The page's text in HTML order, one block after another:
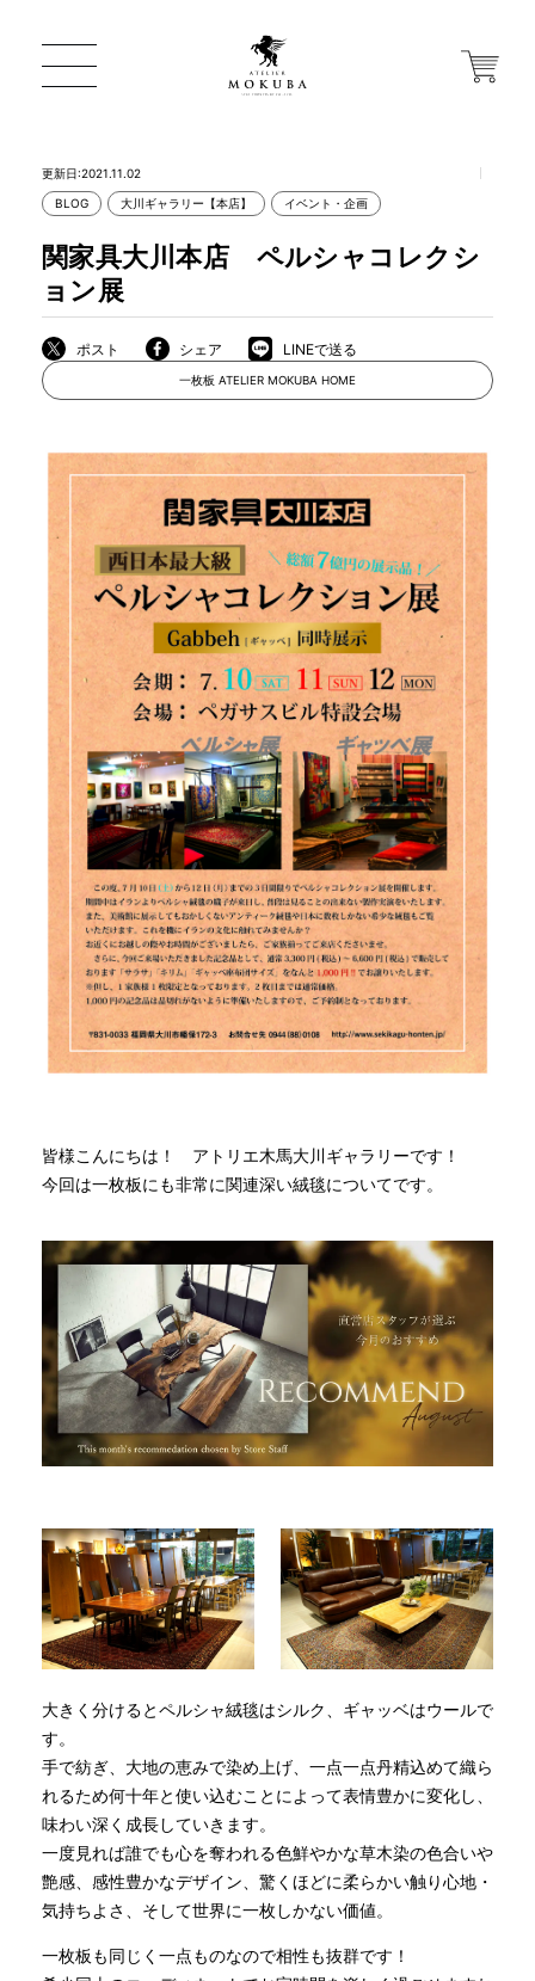
一枚板 ATELIER MOKUBA HOME
MOKUBA について
商品情報
直営店
イベント
WEBカタログ
全商品一覧
新入荷情報
納品事例
よくあるご質問
お問い合わせ
更新日:2021.11.02
BLOG 大川ギャラリー【本店】 イベント・企画
関家具大川本店 ペルシャコレクシ
ョン展
ポスト シェア LINEで送る
一枚板 ATELIER MOKUBA HOME
皆様こんにちは！ アトリエ木馬大川ギャラリーです！
今回は一枚板にも非常に関連深い絨毯についてです。
大きく分けるとペルシャ絨毯はシルク、ギャッベはウールで
す。
手で紡ぎ、大地の恵みで染め上げ、一点一点丹精込めて織ら
れるため何十年と使い込むことによって表情豊かに変化し、
味わい深く成長していきます。
一度見れば誰でも心を奪われる色鮮やかな草木染の色合いや
艶感、感性豊かなデザイン、驚くほどに柔らかい触り心地・
気持ちよさ、そして世界に一枚しかない価値。
一枚板も同じく一点ものなので相性も抜群です！